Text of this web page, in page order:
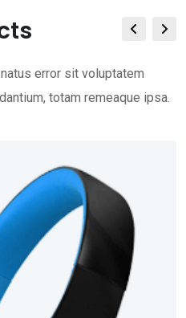
error sit voluptatem
totam remeaque ipsa.